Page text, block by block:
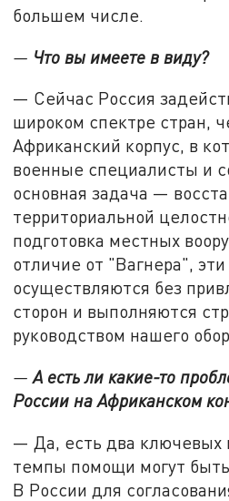
большем числе.
— Что вы имеете в виду?
— Сейчас Россия
широком спектре стран,
Африканский корпус, в
военные специалисты и
основная задача —
территориальной
подготовка местных
отличие от "Вагнера",
осуществляются без
сторон и выполняются
руководством нашего
—А есть ли какие-то
России на Африканском
— Да, есть два
темпы помощи могут
В России для